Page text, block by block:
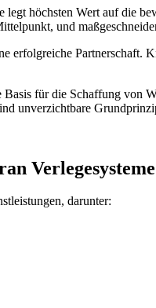
legt höchsten Wert auf die
und
erfolgreiche Partnerschaft.
Basis für die Schaffung von
unverzichtbare
Verlegesysteme
darunter: